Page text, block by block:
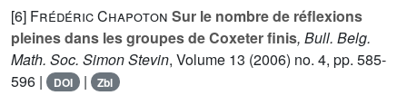
[6] Frédéric Chapoton Sur le nombre de réflexions
pleines dans les groupes de Coxeter finis, Bull. Belg.
Math. Soc. Simon Stevin, Volume 13 (2006) no. 4, pp. 585-
596 |
DOI | Zbl